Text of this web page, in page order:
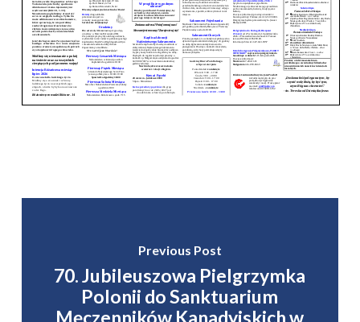
Previous Post
70. Jubileuszowa Pielgrzymka
Polonii do Sanktuarium
Męczenników Kanadyjskich w